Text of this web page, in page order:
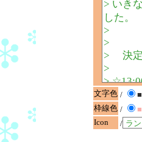
文字色 / ■
枠線色 / ■
Icon
/